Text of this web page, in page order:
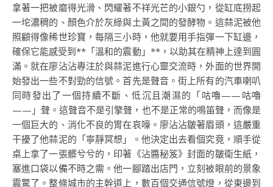
拿著一把被磨得光滑、閃耀著不祥光芒的小銀勺，從缸底撈起
一坨濃稠的、顏色介於灰綠與土黃之間的發酵物。這蒜泥被他
照顧得像稀世珍寶，每隔三小時，他就要用手指彈一下缸邊，
確保它能感受到**「溫和的震動」**，以助其在精神上達到圓
滿。就在廖沾沾專注於與蒜泥進行心靈交流時，外面的世界開
始發出一些不對勁的信號。首先是聲音。街上所有的汽車喇叭
同時發出了一個持續不斷、低沉且潮濕的「咕嚕——咕嚕
——」聲。這聲音不是引擎聲，也不是正常的鳴笛聲，而像是
一個巨大的、消化不良的胃在哀嚎。廖沾沾皺著眉頭，這嚴重
干擾了他蒜泥的「寧靜冥想」。他決定出去看個究竟，順手從
桌上拿了一張髒兮兮的，印著《沾醬秘笈》封面的皺衛生紙，
塞進口袋以備不時之需。他一腳踏出店門，立刻被眼前的景象
震驚了。整條城市的主幹道上，數百個交通信號燈，從東邊到